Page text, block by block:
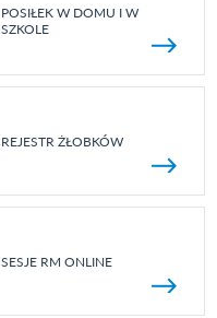
POSIŁEK W DOMU I W
SZKOLE
REJESTR ŻŁOBKÓW
SESJE RM ONLINE